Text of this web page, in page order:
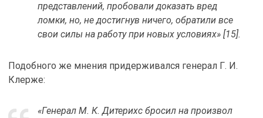
представлений, пробовали доказать вред
ломки, но, не достигнув ничего, обратили все
свои силы на работу при новых условиях» [15].
Подобного же мнения придерживался генерал Г. И.
Клерже:
«Генерал М. К. Дитерихс бросил на произвол